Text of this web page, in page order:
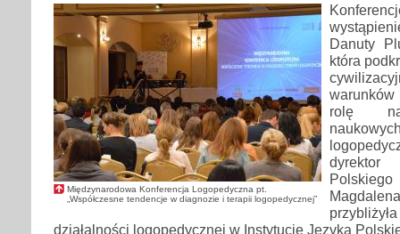
Międzynarodowa Konferencja Logopedyczna pt.
„Współczesne tendencje w diagnozie i terapii logopedycznej”
Danuty
która
rolę
działalności logopedycznej w Instytucie Języka